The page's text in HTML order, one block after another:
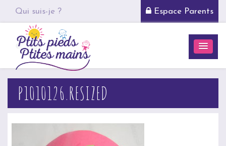
Qui suis-je ? Espace Parents
P1010126.RESIZED